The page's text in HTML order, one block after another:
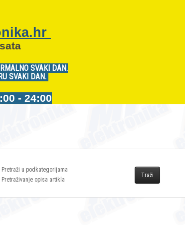
SVAKI DAN.
SVAKI DAN.
- 24:00
Pretraži u podkategorijama
Pretraživanje opisa artikla